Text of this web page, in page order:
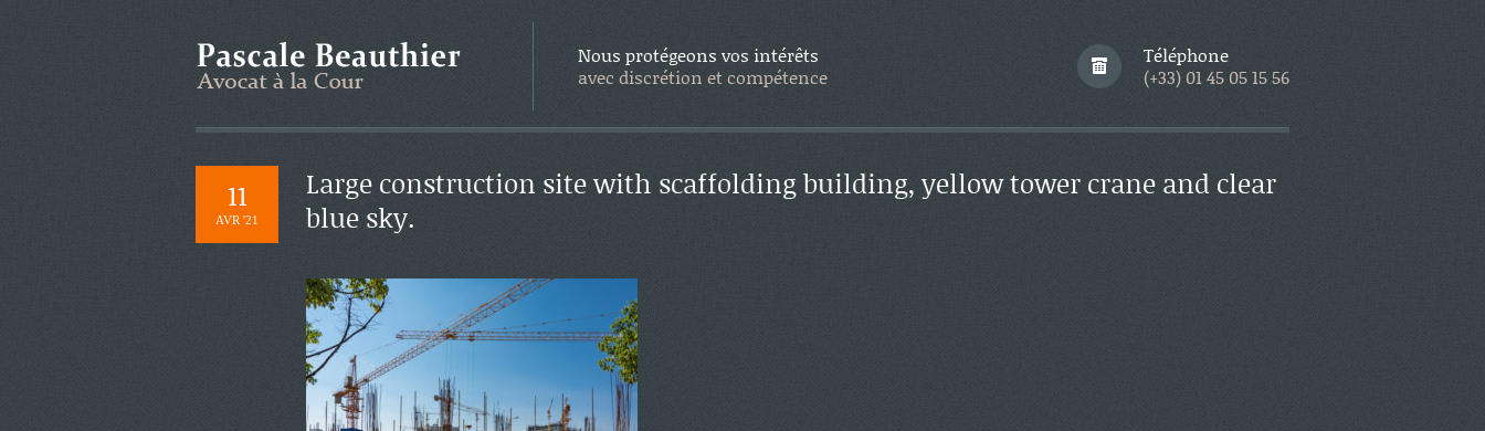
Nous protégeons vos intérêts
avec discrétion et compétence
Téléphone
(+33) 01 45 05 15 56
11
AVR '21
Large construction site with scaffolding building, yellow tower crane and clear
blue sky.